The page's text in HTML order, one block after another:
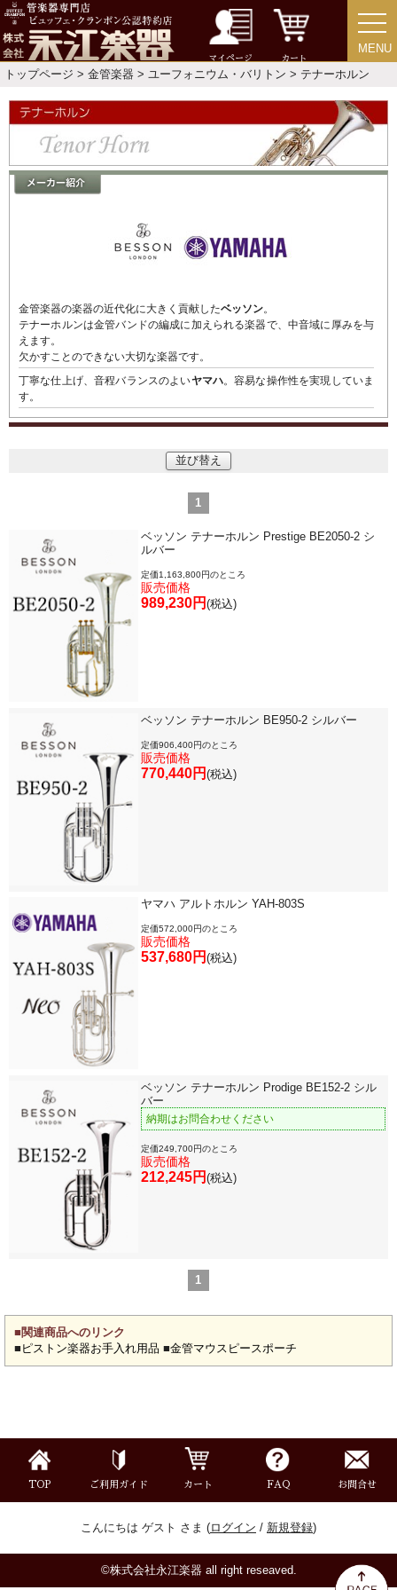
マイページ カート
MENU
MENU
トップページ > 金管楽器 > ユーフォニウム・バリトン > テナーホルン
金管楽器の楽器の近代化に大きく貢献したベッソン。
テナーホルンは金管バンドの編成に加えられる楽器で、中音域に厚みを与
えます。
欠かすことのできない大切な楽器です。
丁寧な仕上げ、音程バランスのよいヤマハ。容易な操作性を実現していま
す。
並び替え
1
ベッソン テナーホルン Prestige BE2050-2 シ
ルバー
定価1,163,800円のところ
販売価格
989,230円 (税込)
ベッソン テナーホルン BE950-2 シルバー
定価906,400円のところ
販売価格
770,440円 (税込)
ヤマハ アルトホルン YAH-803S
定価572,000円のところ
販売価格
537,680円 (税込)
ベッソン テナーホルン Prodige BE152-2 シル
バー
納期はお問合わせください
定価249,700円のところ
販売価格
212,245円 (税込)
1
■関連商品へのリンク
■ ピストン楽器お手入れ用品 ■金管マウスピースポーチ
TOP ご利用ガイド カート FAQ お問合せ
こんにちは ゲスト さま (ログイン / 新規登録)
©株式会社永江楽器 all right reseaved.
音楽教本
ソロ楽譜・曲集
CD
今月のお買い得品
初級・中級・上級で探す
新商品・新規取り扱い商品
セール・イベント情報
人気の永江楽器コラム
「楽器をはじめよう」
お手入れ方法
演奏会のお知らせ
新規会員登録
ご利用ガイド
会社紹介
特定商取引法